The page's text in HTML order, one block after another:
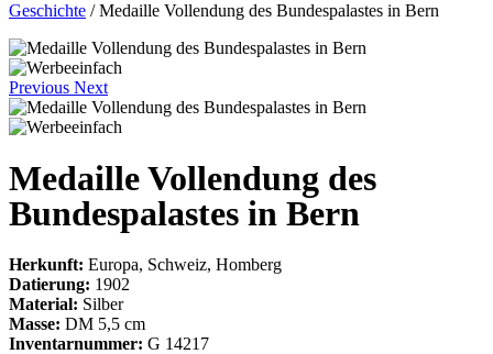
Geschichte / Medaille Vollendung des Bundespalastes in Bern
Previous Next
Medaille Vollendung des
Bundespalastes in Bern
Herkunft: Europa, Schweiz, Homberg
Datierung: 1902
Material: Silber
Masse: DM 5,5 cm
Inventarnummer: G 14217